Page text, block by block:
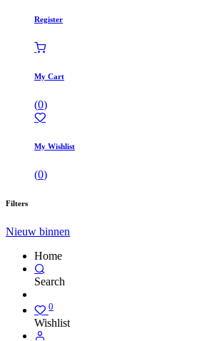
Register
My Cart
(0)
My Wishlist
(0)
Filters
Nieuw binnen
Home
Search
0
Wishlist